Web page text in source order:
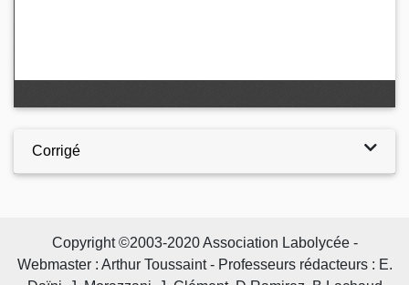
Corrigé
Copyright ©2003-2020 Association Labolycée -
Webmaster : Arthur Toussaint - Professeurs rédacteurs : E.